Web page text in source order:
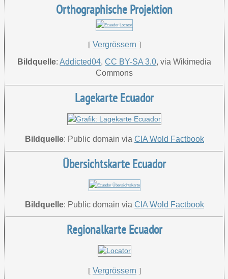
Orthographische Projektion
[ Vergrössern ]
Bildquelle:Addicted04,CC BY-SA 3.0, via Wikimedia
Commons
Lagekarte Ecuador
Bildquelle: Public domain via CIA Wold Factbook
Übersichtskarte Ecuador
Bildquelle: Public domain via CIA Wold Factbook
Regionalkarte Ecuador
[ Vergrössern ]